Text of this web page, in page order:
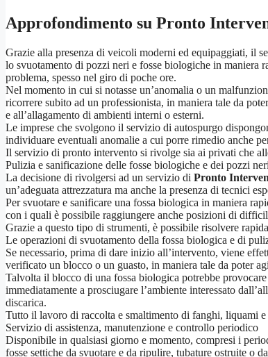
Approfondimento su Pronto
Grazie alla presenza di veicoli moderni ed equipaggiati, il
lo svuotamento di pozzi neri e fosse biologiche in maniera
problema, spesso nel giro di poche ore.
Nel momento in cui si notasse un’anomalia o un
ricorrere subito ad un professionista, in maniera tale da
e all’allagamento di ambienti interni o esterni.
Le imprese che svolgono il servizio di autospurgo
individuare eventuali anomalie a cui porre rimedio anche
Il servizio di pronto intervento si rivolge sia ai privati che
Pulizia e sanificazione delle fosse biologiche e dei pozzi neri
La decisione di rivolgersi ad un servizio di Pronto
un’adeguata attrezzatura ma anche la presenza di tecnici
Per svuotare e sanificare una fossa biologica in maniera
con i quali è possibile raggiungere anche posizioni di
Grazie a questo tipo di strumenti, è possibile risolvere
Le operazioni di svuotamento della fossa biologica e di
Se necessario, prima di dare inizio all’intervento, viene
verificato un blocco o un guasto, in maniera tale da poter
Talvolta il blocco di una fossa biologica potrebbe
immediatamente a prosciugare l’ambiente interessato
discarica.
Tutto il lavoro di raccolta e smaltimento di fanghi, liquami
Servizio di assistenza, manutenzione e controllo periodico
Disponibile in qualsiasi giorno e momento, compresi i
fosse settiche da svuotare e da ripulire, tubature ostruite o